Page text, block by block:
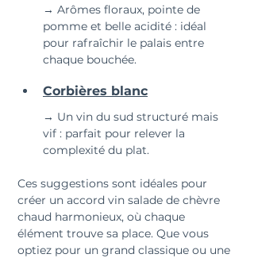
→ Arômes floraux, pointe de
pomme et belle acidité : idéal
pour rafraîchir le palais entre
chaque bouchée.
Corbières blanc
→ Un vin du sud structuré mais
vif : parfait pour relever la
complexité du plat.
Ces suggestions sont idéales pour
créer un accord vin salade de chèvre
chaud harmonieux, où chaque
élément trouve sa place. Que vous
optiez pour un grand classique ou une